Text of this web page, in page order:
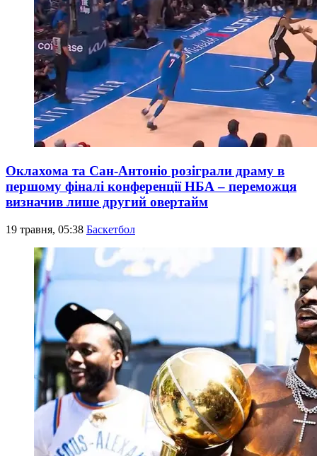
Оклахома та Сан-Антоніо розіграли драму в
першому фіналі конференції НБА – переможця
визначив лише другий овертайм
19 травня, 05:38 Баскетбол